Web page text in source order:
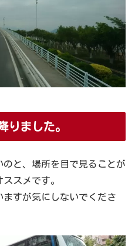
りました。
と、場所を目で見ることが
スメです。
すが気にしないでくださ